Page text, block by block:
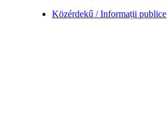
Közérdekű / Informații publice